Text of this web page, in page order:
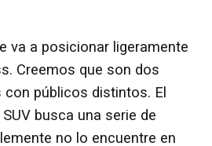
va a posicionar ligeramente
Creemos que son dos
públicos distintos. El
busca una serie de
no lo encuentre en